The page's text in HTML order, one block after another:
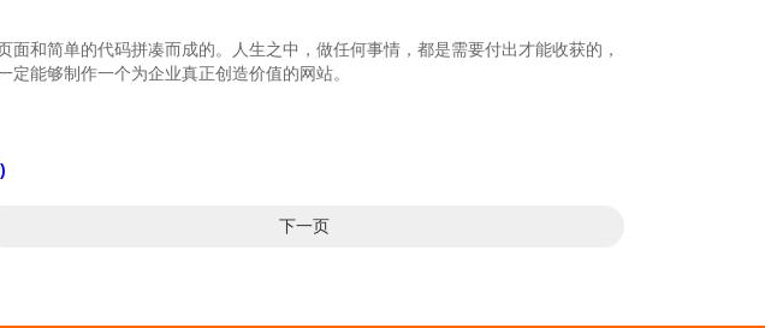
和简单的代码拼凑而成的。人生之中，做任何事情，都是需要付出才能收获的，
能够制作一个为企业真正创造价值的网站。
下一页